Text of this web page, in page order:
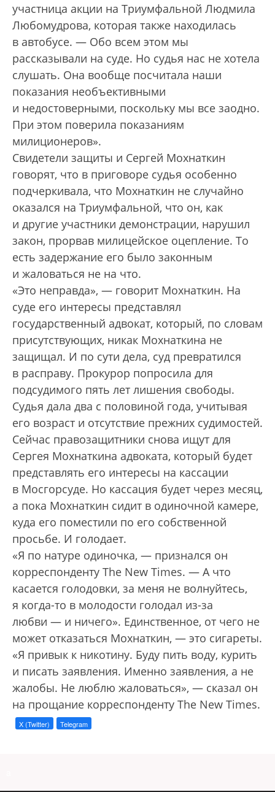
участница акции на Триумфальной Людмила
Любомудрова, которая также находилась
в автобусе. — Обо всем этом мы
рассказывали на суде. Но судья нас не хотела
слушать. Она вообще посчитала наши
показания необъективными
и недостоверными, поскольку мы все заодно.
При этом поверила показаниям
милиционеров».
Свидетели защиты и Сергей Мохнаткин
говорят, что в приговоре судья особенно
подчеркивала, что Мохнаткин не случайно
оказался на Триумфальной, что он, как
и другие участники демонстрации, нарушил
закон, прорвав милицейское оцепление. То
есть задержание его было законным
и жаловаться не на что.
«Это неправда», — говорит Мохнаткин. На
суде его интересы представлял
государственный адвокат, который, по словам
присутствующих, никак Мохнаткина не
защищал. И по сути дела, суд превратился
в расправу. Прокурор попросила для
подсудимого пять лет лишения свободы.
Судья дала два с половиной года, учитывая
его возраст и отсутствие прежних судимостей.
Сейчас правозащитники снова ищут для
Сергея Мохнаткина адвоката, который будет
представлять его интересы на кассации
в Мосгорсуде. Но кассация будет через месяц,
а пока Мохнаткин сидит в одиночной камере,
куда его поместили по его собственной
просьбе. И голодает.
«Я по натуре одиночка, — признался он
корреспонденту The New Times. — А что
касается голодовки, за меня не волнуйтесь,
я когда-то в молодости голодал из-за
любви — и ничего». Единственное, от чего не
может отказаться Мохнаткин, — это сигареты.
«Я привык к никотину. Буду пить воду, курить
и писать заявления. Именно заявления, а не
жалобы. Не люблю жаловаться», — сказал он
на прощание корреспонденту The New Times.
X (Twitter) Telegram